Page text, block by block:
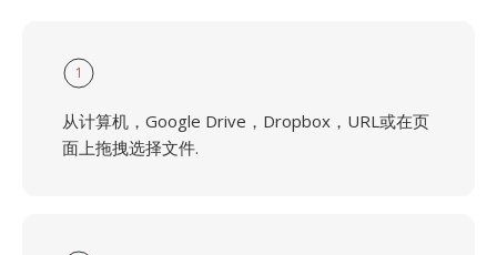
1
从计算机，Google Drive，Dropbox，URL或在页
面上拖拽选择文件.